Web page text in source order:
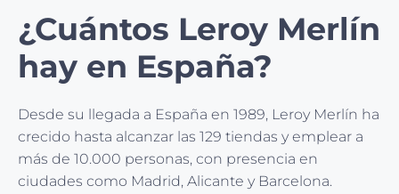
¿Cuántos Leroy Merlín
hay en España?
Desde su llegada a España en 1989, Leroy Merlín ha
crecido hasta alcanzar las 129 tiendas y emplear a
más de 10.000 personas, con presencia en
ciudades como Madrid, Alicante y Barcelona.